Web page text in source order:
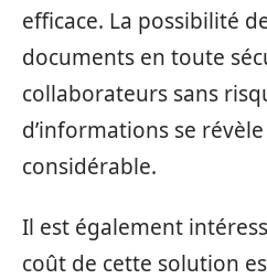
efficace. La possibilité
documents en toute
collaborateurs sans
d’informations se
considérable.
Il est également
coût de cette solution